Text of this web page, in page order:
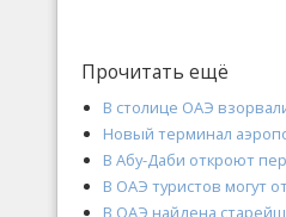
Прочитать ещё
В столице ОАЭ
Новый терминал
В Абу-Даби откроют
В ОАЭ туристов могут
В ОАЭ найдена